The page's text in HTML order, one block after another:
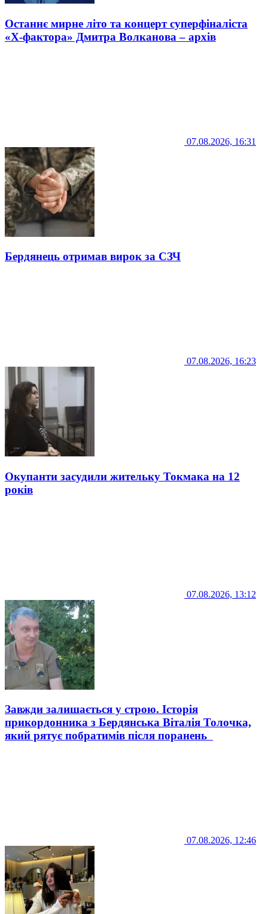
Останнє мирне літо та концерт суперфіналіста
«Х-фактора» Дмитра Волканова – архів
07.08.2026, 16:31
Бердянець отримав вирок за СЗЧ
07.08.2026, 16:23
Окупанти засудили жительку Токмака на 12
років
07.08.2026, 13:12
Завжди залишається у строю. Історія
прикордонника з Бердянська Віталія Толочка,
який рятує побратимів після поранень
07.08.2026, 12:46